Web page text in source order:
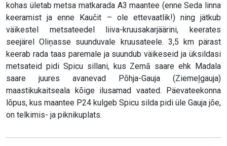
kohas ületab metsa matkarada A3 maantee (enne Seda linna
keeramist ja enne Kaučit – ole ettevaatlik!) ning jätkub
väikestel metsateedel liiva-kruusakarjäärini, keerates
seejärel Oliņasse suunduvale kruusateele. 3,5 km pärast
keerab rada taas paremale ja suundub väikeseid ja üksildasi
metsateid pidi Spicu sillani, kus Zemā saare ehk Madala
saare juures avanevad Põhja-Gauja (Ziemeļgauja)
maastikukaitseala kõige ilusamad vaated. Päevateekonna
lõpus, kus maantee P24 kulgeb Spicu silda pidi üle Gauja jõe,
on telkimis- ja piknikuplats.